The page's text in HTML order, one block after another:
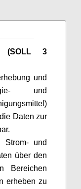
(SOLL 3
und
und
Daten zur
Strom- und
über den
Bereichen
erheben zu